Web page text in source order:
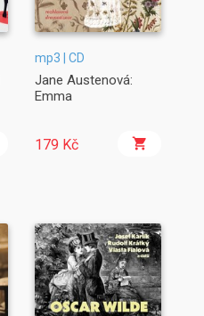
mp3 | CD
Jane Austenová:
Emma
179 Kč